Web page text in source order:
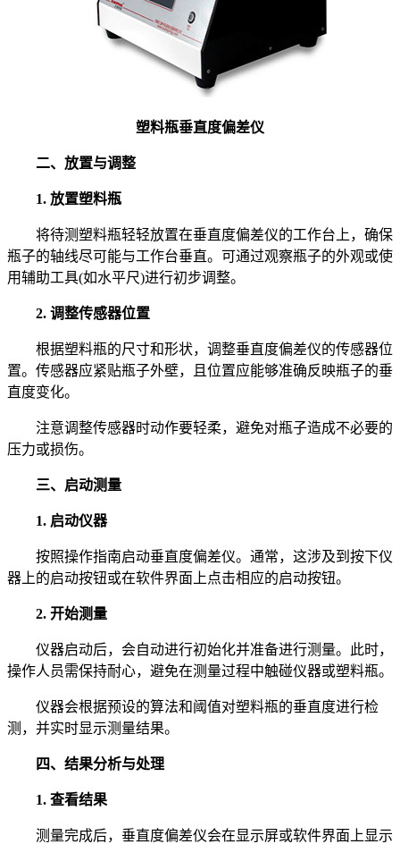
塑料瓶垂直度偏差仪
二、放置与调整
1. 放置塑料瓶
将待测塑料瓶轻轻放置在垂直度偏差仪的工作台上，确保
瓶子的轴线尽可能与工作台垂直。可通过观察瓶子的外观或使
用辅助工具(如水平尺)进行初步调整。
2. 调整传感器位置
根据塑料瓶的尺寸和形状，调整垂直度偏差仪的传感器位
置。传感器应紧贴瓶子外壁，且位置应能够准确反映瓶子的垂
直度变化。
注意调整传感器时动作要轻柔，避免对瓶子造成不必要的
压力或损伤。
三、启动测量
1. 启动仪器
按照操作指南启动垂直度偏差仪。通常，这涉及到按下仪
器上的启动按钮或在软件界面上点击相应的启动按钮。
2. 开始测量
仪器启动后，会自动进行初始化并准备进行测量。此时，
操作人员需保持耐心，避免在测量过程中触碰仪器或塑料瓶。
仪器会根据预设的算法和阈值对塑料瓶的垂直度进行检
测，并实时显示测量结果。
四、结果分析与处理
1. 查看结果
测量完成后，垂直度偏差仪会在显示屏或软件界面上显示